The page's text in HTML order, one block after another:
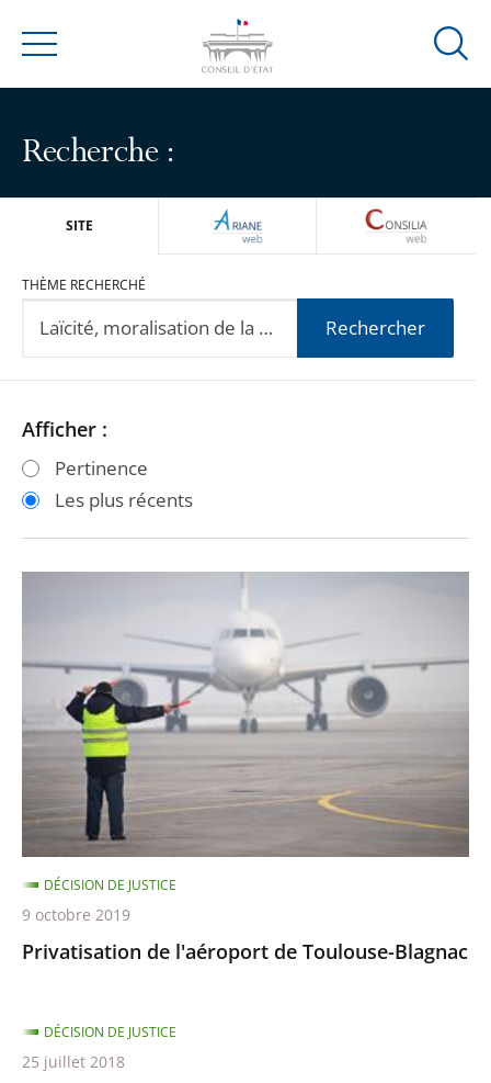
Menu
Ouvrir
Recherche :
SITE ARIANEWEB
THÈME RECHERCHÉ
Rechercher
Passer
les
filtres
Passer
les
filtres
Afficher :
Pertinence
Les plus récents
Toulouse-
Blagnac
Privatisation de l'aéroport de Toulouse-Blagnac
DÉCISION DE JUSTICE
9 octobre 2019
DÉCISION DE JUSTICE
25 juillet 2018